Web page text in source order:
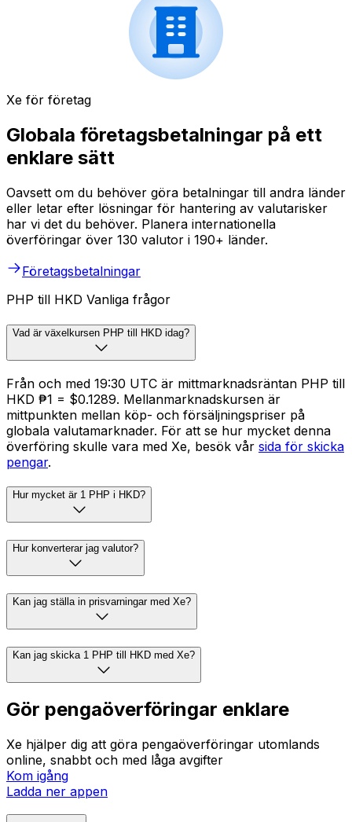
Xe för företag
Globala företagsbetalningar på ett
enklare sätt
Oavsett om du behöver göra betalningar till andra länder
eller letar efter lösningar för hantering av valutarisker
har vi det du behöver. Planera internationella
överföringar över 130 valutor i 190+ länder.
Företagsbetalningar
PHP till HKD Vanliga frågor
Vad är växelkursen PHP till HKD idag?
Från och med 19:30 UTC är mittmarknadsräntan PHP till
HKD ₱1 = $0.1289. Mellanmarknadskursen är
mittpunkten mellan köp- och försäljningspriser på
globala valutamarknader. För att se hur mycket denna
överföring skulle vara med Xe, besök vår sida för skicka
pengar.
Hur mycket är 1 PHP i HKD?
Hur konverterar jag valutor?
Kan jag ställa in prisvarningar med Xe?
Kan jag skicka 1 PHP till HKD med Xe?
Gör pengaöverföringar enklare
Xe hjälper dig att göra pengaöverföringar utomlands
online, snabbt och med låga avgifter
Kom igång
Ladda ner appen